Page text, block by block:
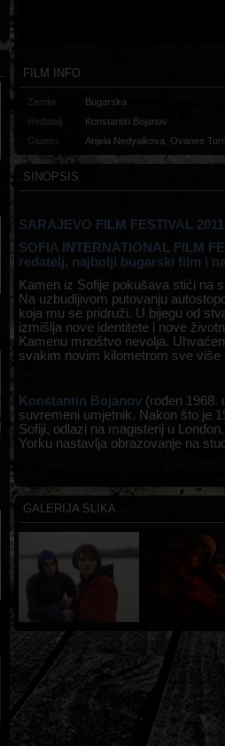
FILM INFO
Zemlja
Bugarska
Redatelj
Konstantin Bojanov
Glumci
Anjela Nedyalkova, Ovanes
SINOPSIS
SARAJEVO FILM FESTIVAL
SOFIA INTERNATIONAL FILM
redatelj, najbolji bugarski film i
Kamen iz Sofije pokušava stići na
Na uzbudljivom putovanju
koja mu se pridruži. U bijegu od
izmišlja nove identitete i nove
Kamenu mnoštvo nevolja.
svakim novim kilometrom sve više
Konstantin Bojanov (rođen 1968.
suvremeni umjetnik. Nakon što je
Sofiji, odlazi na magisterij u
Yorku nastavlja obrazovanje na
GALERIJA SLIKA